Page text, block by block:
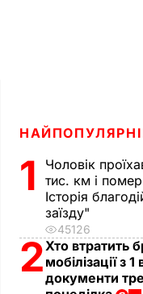
1
Чоловік
тис. км і
Історія
заїзду"
45126
2Хто втратить
мобілізації з
документи